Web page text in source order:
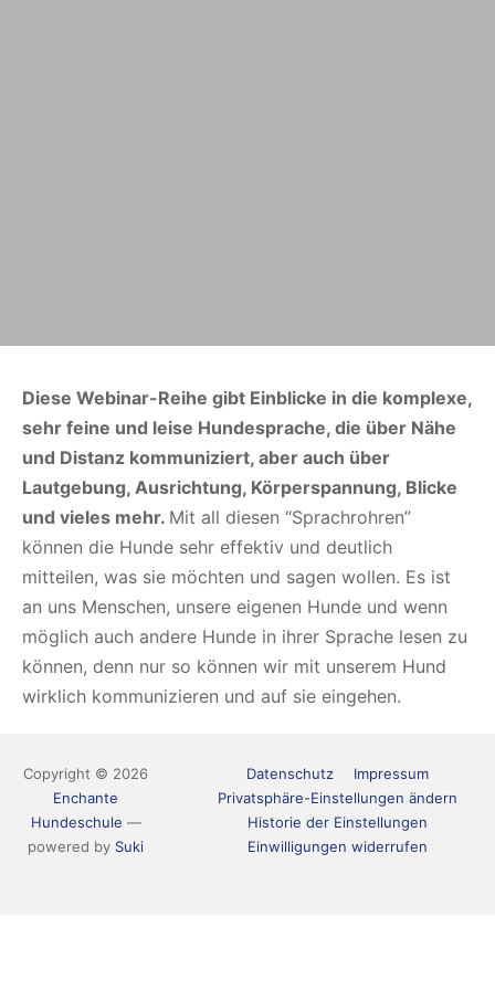
Diese Webinar-Reihe gibt Einblicke in die komplexe,
sehr feine und leise Hundesprache, die über Nähe
und Distanz kommuniziert, aber auch über
Lautgebung, Ausrichtung, Körperspannung, Blicke
und vieles mehr. Mit all diesen “Sprachrohren”
können die Hunde sehr effektiv und deutlich
mitteilen, was sie möchten und sagen wollen. Es ist
an uns Menschen, unsere eigenen Hunde und wenn
möglich auch andere Hunde in ihrer Sprache lesen zu
können, denn nur so können wir mit unserem Hund
wirklich kommunizieren und auf sie eingehen.
Copyright © 2026
Enchante
Hundeschule —
powered by Suki
Datenschutz
Impressum
Privatsphäre-Einstellungen ändern
Historie der Einstellungen
Einwilligungen widerrufen